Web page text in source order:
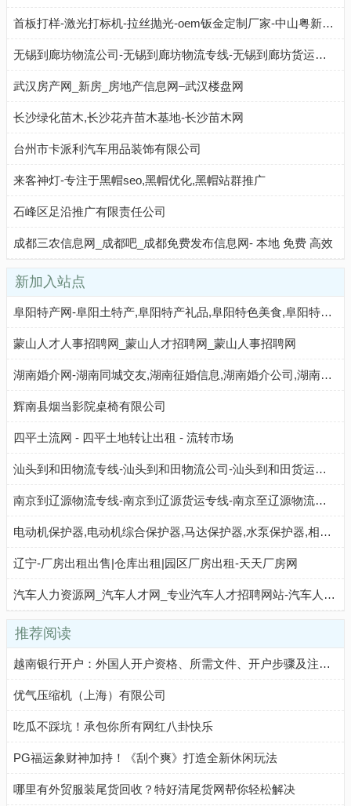
首板打样-激光打标机-拉丝抛光-oem钣金定制厂家-中山粤新金属电器
无锡到廊坊物流公司-无锡到廊坊物流专线-无锡到廊坊货运专线-无锡物流网
武汉房产网_新房_房地产信息网–武汉楼盘网
长沙绿化苗木,长沙花卉苗木基地-长沙苗木网
台州市卡派利汽车用品装饰有限公司
来客神灯-专注于黑帽seo,黑帽优化,黑帽站群推广
石峰区足沿推广有限责任公司
成都三农信息网_成都吧_成都免费发布信息网- 本地 免费 高效
新加入站点
阜阳特产网-阜阳土特产,阜阳特产礼品,阜阳特色美食,阜阳特产专卖店,阜阳特产批发市场
蒙山人才人事招聘网_蒙山人才招聘网_蒙山人事招聘网
湖南婚介网-湖南同城交友,湖南征婚信息,湖南婚介公司,湖南相亲找对象,湖南相亲交友网站
辉南县烟当影院桌椅有限公司
四平土流网 - 四平土地转让出租 - 流转市场
汕头到和田物流专线-汕头到和田物流公司-汕头到和田货运专线-汕头建潮中赢物流
南京到辽源物流专线-南京到辽源货运专线-南京至辽源物流公司-就发物流网
电动机保护器,电动机综合保护器,马达保护器,水泵保护器,相序保护器,电机保护器,电源保护器,宁波飞纳得电器有限公司官网
辽宁-厂房出租出售|仓库出租|园区厂房出租-天天厂房网
汽车人力资源网_汽车人才网_专业汽车人才招聘网站-汽车人才的伯乐网汽车人力资源网_汽车人才网_专业汽车人才招聘网站-汽车人才的伯乐网
推荐阅读
越南银行开户：外国人开户资格、所需文件、开户步骤及注意事项
优气压缩机（上海）有限公司
吃瓜不踩坑！承包你所有网红八卦快乐
PG福运象财神加持！《刮个爽》打造全新休闲玩法
哪里有外贸服装尾货回收？特好清尾货网帮你轻松解决